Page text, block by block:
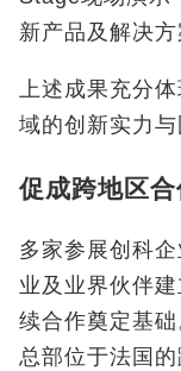
新产品及解决方
上述成果充分
域的创新实力与
促成跨地区
多家参展创科
业及业界伙伴
续合作奠定基
总部位于法国